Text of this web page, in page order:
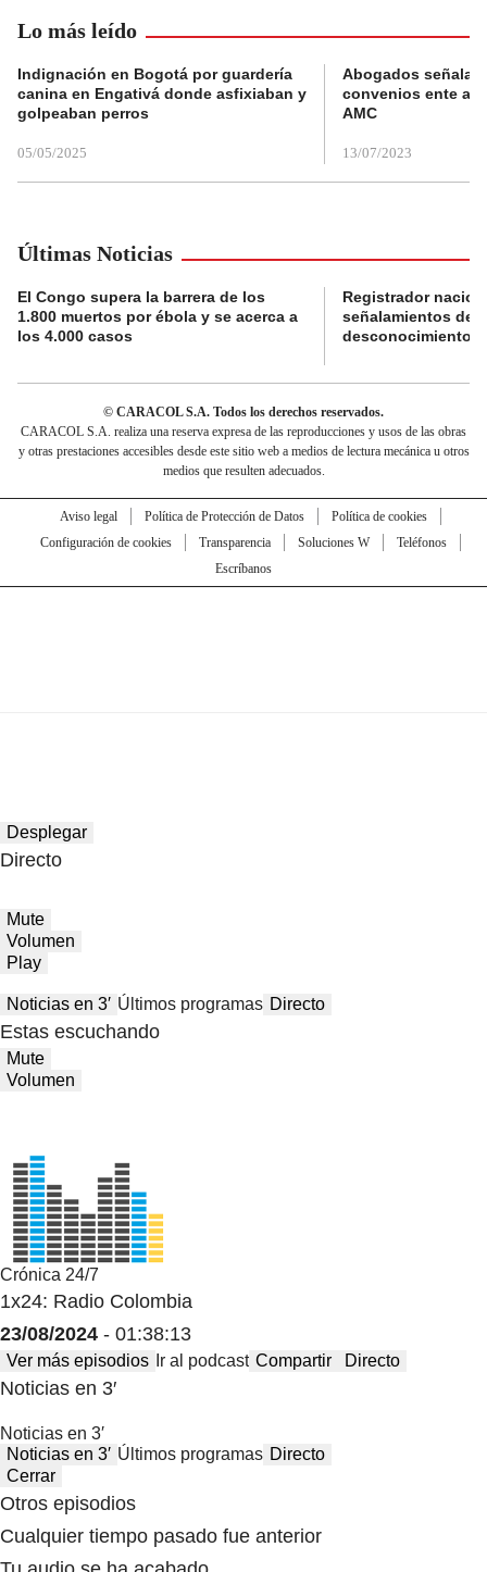
Lo más leído
Indignación en Bogotá por guardería
canina en Engativá donde asfixiaban y
golpeaban perros
05/05/2025
Abogados
convenios ente
AMC
13/07/2023
Últimas Noticias
El Congo supera la barrera de los
1.800 muertos por ébola y se acerca a
los 4.000 casos
Registrador
señalamientos de
desconocimiento
© CARACOL S.A. Todos los derechos reservados.
CARACOL S.A. realiza una reserva expresa de las reproducciones y usos de las obras
y otras prestaciones accesibles desde este sitio web a medios de lectura mecánica u otros
medios que resulten adecuados.
Aviso legal Política de Protección de Datos
Política de cookies
Configuración de cookies
Transparencia Soluciones W
Teléfonos
Escríbanos
Desplegar
Directo
Mute
Volumen
Play
Noticias en 3′ Últimos programas Directo
Estas escuchando
Mute
Volumen
Crónica 24/7
1x24: Radio Colombia
23/08/2024 - 01:38:13
Ver más episodios Ir al podcast Compartir Directo
Noticias en 3′
Noticias en 3′
Noticias en 3′ Últimos programas Directo
Cerrar
Otros episodios
Cualquier tiempo pasado fue anterior